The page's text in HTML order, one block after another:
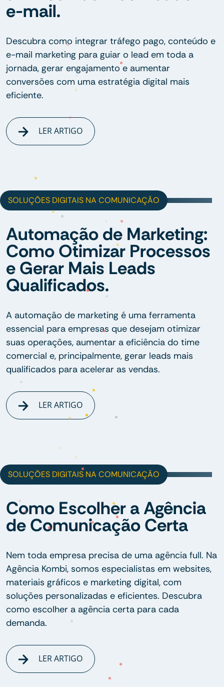
e-mail.
Descubra como integrar tráfego pago, conteúdo e
e-mail marketing para guiar o lead em toda a
jornada, gerar engajamento e aumentar
conversões com uma estratégia digital mais
eficiente.
LER ARTIGO
SOLUÇÕES DIGITAIS NA COMUNICAÇÃO
Automação de Marketing:
Como Otimizar Processos
e Gerar Mais Leads
Qualificados.
A automação de marketing é uma ferramenta
essencial para empresas que desejam otimizar
suas operações, aumentar a eficiência do time
comercial e, principalmente, gerar leads mais
qualificados para acelerar as vendas.
LER ARTIGO
SOLUÇÕES DIGITAIS NA COMUNICAÇÃO
Como Escolher a Agência
de Comunicação Certa
Nem toda empresa precisa de uma agência full. Na
Agência Kombi, somos especialistas em websites,
materiais gráficos e marketing digital, com
soluções personalizadas e eficientes. Descubra
como escolher a agência certa para cada
demanda.
LER ARTIGO